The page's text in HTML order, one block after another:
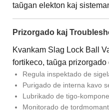
taŭgan elekton kaj
Prizorgado kaj
Kvankam Slag Lock Ball
fortikeco, taŭga
Regula inspektado de
Purigado de interna kavo
Lubrikado de tigo-
Monitorado de